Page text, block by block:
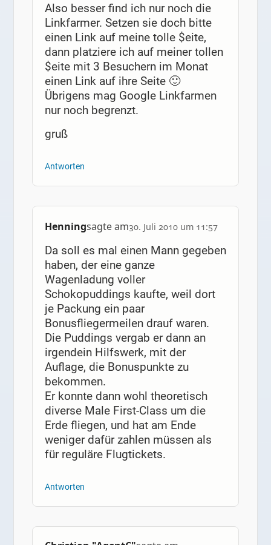
Also besser find ich nur noch die
Linkfarmer. Setzen sie doch bitte
einen Link auf meine tolle $eite,
dann platziere ich auf meiner tollen
$eite mit 3 Besuchern im Monat
einen Link auf ihre Seite 🙂
Übrigens mag Google Linkfarmen
nur noch begrenzt.
gruß
Antworten
Henningsagte am30. Juli 2010 um 11:57
Da soll es mal einen Mann gegeben
haben, der eine ganze
Wagenladung voller
Schokopuddings kaufte, weil dort
je Packung ein paar
Bonusfliegermeilen drauf waren.
Die Puddings vergab er dann an
irgendein Hilfswerk, mit der
Auflage, die Bonuspunkte zu
bekommen.
Er konnte dann wohl theoretisch
diverse Male First-Class um die
Erde fliegen, und hat am Ende
weniger dafür zahlen müssen als
für reguläre Flugtickets.
Antworten